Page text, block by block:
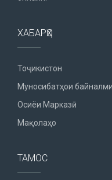
ХАБАРҲО
Тоҷикистон
Муносибатҳои
Осиёи Марказӣ
Мақолаҳо
ТАМОС